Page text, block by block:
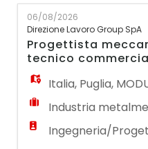
l'automazione
ricerca: Progettista
persona precisa,
crescere all'interno di un
dinamico.
06/08/2026
Direzione Lavoro Group SpA
Progettista
tecnico
Italia, Puglia,
Industria
Ingegneria/